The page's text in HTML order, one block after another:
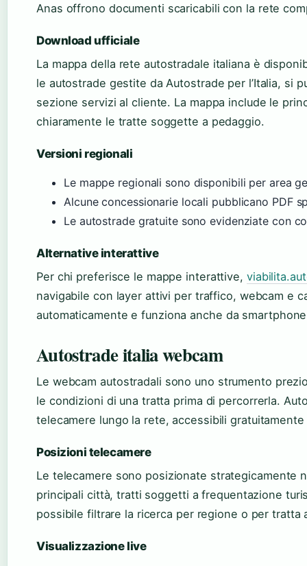
Anas offrono documenti scaricabili con la rete
Download ufficiale
La mappa della rete autostradale italiana è
le autostrade gestite da Autostrade per l’Italia, si
sezione servizi al cliente. La mappa include le
chiaramente le tratte soggette a pedaggio.
Versioni regionali
Le mappe regionali sono disponibili per area
Alcune concessionarie locali pubblicano PDF
Le autostrade gratuite sono evidenziate con
Alternative interattive
Per chi preferisce le mappe interattive,
navigabile con layer attivi per traffico, webcam e
automaticamente e funziona anche da
Autostrade italia webcam
Le webcam autostradali sono uno strumento
le condizioni di una tratta prima di percorrerla.
telecamere lungo la rete, accessibili
Posizioni telecamere
Le telecamere sono posizionate strategicamente
principali città, tratti soggetti a frequentazione
possibile filtrare la ricerca per regione o per tratta
Visualizzazione live